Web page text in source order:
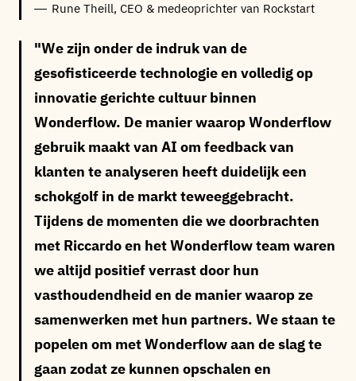
Rune Theill, CEO & medeoprichter van Rockstart
We zijn onder de indruk van de
gesofisticeerde technologie en volledig op
innovatie gerichte cultuur binnen
Wonderflow. De manier waarop Wonderflow
gebruik maakt van AI om feedback van
klanten te analyseren heeft duidelijk een
schokgolf in de markt teweeggebracht.
Tijdens de momenten die we doorbrachten
met Riccardo en het Wonderflow team waren
we altijd positief verrast door hun
vasthoudendheid en de manier waarop ze
samenwerken met hun partners. We staan te
popelen om met Wonderflow aan de slag te
gaan zodat ze kunnen opschalen en